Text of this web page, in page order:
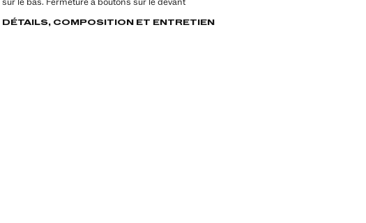
DÉTAILS, COMPOSITION ET ENTRETIEN